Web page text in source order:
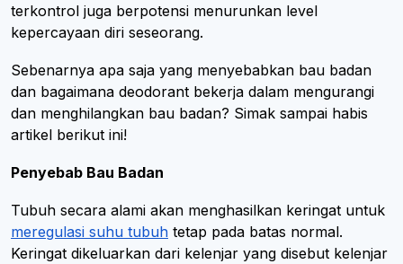
terkontrol juga berpotensi menurunkan level
kepercayaan diri seseorang.
Sebenarnya apa saja yang menyebabkan bau badan
dan bagaimana deodorant bekerja dalam mengurangi
dan menghilangkan bau badan? Simak sampai habis
artikel berikut ini!
Penyebab Bau Badan
Tubuh secara alami akan menghasilkan keringat untuk
meregulasi suhu tubuh tetap pada batas normal.
Keringat dikeluarkan dari kelenjar yang disebut kelenjar